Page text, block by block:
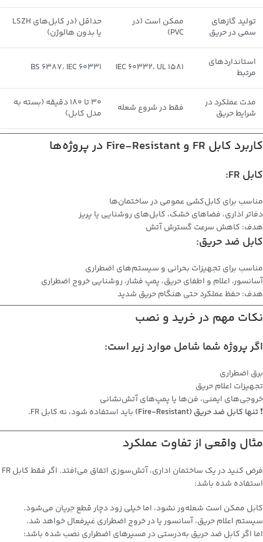
تولید گازهای
سمی در حریق
ممکن است (در
PVC)
حداقل (در کابل‌های LSZH
یا بدون هالوژن)
استانداردهای
مرتبط
IEC 60332، UL 1581 BS 6387، IEC 60331
مدت عملکرد در
شرایط حریق
فقط در شروع شعله
۳۰ تا ۱۸۰ دقیقه (بسته به
مدل کابل)
کاربرد کابل FR و Fire-Resistant در پروژه‌ها
کابل FR:
مناسب برای کابل‌کشی عمومی در ساختمان‌ها
دفاتر اداری، فضاهای خشک، کابل‌های روشنایی یا پریز
هدف: کاهش سرعت گسترش آتش
کابل ضد حریق:
مناسب برای تجهیزات بحرانی و سیستم‌های اضطراری
آسانسور، اعلام و اطفای حریق، پمپ فشار، روشنایی خروج اضطراری
هدف: حفظ عملکرد حتی هنگام حریق شدید
نکات مهم در خرید و نصب
اگر پروژه شما شامل موارد زیر است:
برق اضطراری
تجهیزات اعلام حریق
خروجی‌های ایمنی، فن‌ها یا پمپ‌های آتش‌نشانی
❗تنها کابل ضد حریق (Fire-Resistant) باید استفاده شود، نه کابل FR.
مثال واقعی از تفاوت عملکرد
فرض کنید در یک ساختمان اداری، آتش‌سوزی اتفاق می‌افتد. اگر فقط کابل FR
استفاده شده باشد:
کابل ممکن است شعله‌ور نشود، اما خیلی زود دچار قطع جریان می‌شود.
سیستم اعلام حریق، آسانسور یا در خروج اضطراری غیرفعال خواهد شد.
اما اگر کابل ضد حریق به‌درستی در مسیرهای اضطراری نصب شده باشد: